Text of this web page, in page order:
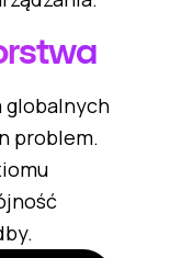
globalnych
problem.